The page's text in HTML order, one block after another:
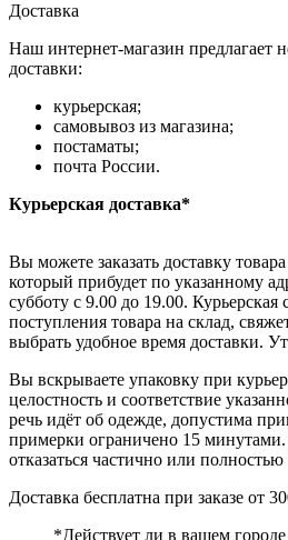
Доставка
Наш интернет-магазин предлагает
доставки:
курьерская;
самовывоз из магазина;
постаматы;
почта России.
Курьерская доставка*
Вы можете заказать доставку
который прибудет по указанному
субботу с 9.00 до 19.00. Курьерская
поступления товара на склад,
выбрать удобное время доставки.
Вы вскрываете упаковку при
целостность и соответствие
речь идёт об одежде, допустима
примерки ограничено 15
отказаться частично или
Доставка бесплатна при заказе от
*Действует ли в вашем городе